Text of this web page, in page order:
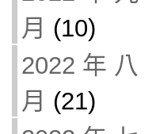
月 (10)
2022 年 八
月 (21)